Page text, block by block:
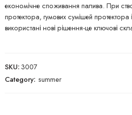
економічне споживання палива. При
протектора, гумових сумішей
використані нові рішення-це ключові
SKU:3007
Category: summer